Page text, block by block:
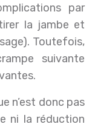
par
la jambe et
Toutefois,
suivante
n’est donc pas
ni la réduction